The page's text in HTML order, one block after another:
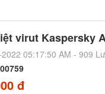
virut Kaspersky
05:17:50 AM - 909
đ